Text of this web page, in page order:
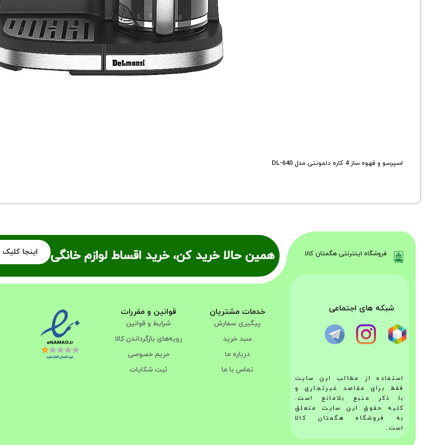
اسپرسو و قهوه ساز 4 کاره دلمونتی مدل DL-640
همین حالا خرید کن، خرید اقساط لوازم خانگی اینجا کلیک فروشگاه اینترنتی هگمتان کالا
شبکه های اجتماعی
استفاده از مطالب این سایت
فقط برای مقاصد غیرتجاری و
با ذکر منبع بلامانع است.
کلیه حقوق این سایت متعلق
به فروشگاه هگمتان کالا
است.
خدمات مشتریان
پیگیری سفارش
سبد خرید
درباره ما
تماس با ما
قوانین و مقررات
شرایط و قوانین
رویه‌های بازگرداندن کالا
حریم خصوصی
ثبت شکایات